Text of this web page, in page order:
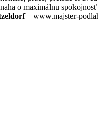
o maximálnu
– www.majster-